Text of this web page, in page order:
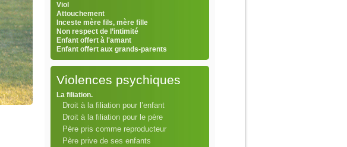
Viol
Attouchement
Inceste mère fils, mère fille
Non respect de l’intimité
Enfant offert à l'amant
Enfant offert aux grands-parents
Violences psychiques
La filiation.
Droit à la filiation pour l’enfant
Droit à la filiation pour le père
Père pris comme reproducteur
Père prive de ses enfants